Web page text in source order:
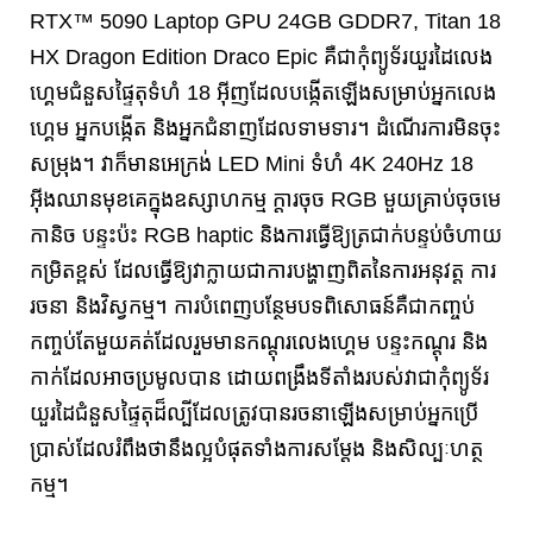
RTX™ 5090 Laptop GPU 24GB GDDR7, Titan 18
HX Dragon Edition Draco Epic គឺជាកុំព្យូទ័រយួរដៃលេង
ហ្គេមជំនួសផ្ទៃតុទំហំ 18 អ៊ីញដែលបង្កើតឡើងសម្រាប់អ្នកលេង
ហ្គេម អ្នកបង្កើត និងអ្នកជំនាញដែលទាមទារ។ ដំណើរការមិនចុះ
សម្រុង។ វាក៏មានអេក្រង់ LED Mini ទំហំ 4K 240Hz 18
អ៊ីងឈានមុខគេក្នុងឧស្សាហកម្ម ក្តារចុច RGB មួយគ្រាប់ចុចមេ
កានិច បន្ទះប៉ះ RGB haptic និងការធ្វើឱ្យត្រជាក់បន្ទប់ចំហាយ
កម្រិតខ្ពស់ ដែលធ្វើឱ្យវាក្លាយជាការបង្ហាញពិតនៃការអនុវត្ត ការ
រចនា និងវិស្វកម្ម។ ការបំពេញបន្ថែមបទពិសោធន៍គឺជាកញ្ចប់
កញ្ចប់តែមួយគត់ដែលរួមមានកណ្តុរលេងហ្គេម បន្ទះកណ្ដុរ និង
កាក់ដែលអាចប្រមូលបាន ដោយពង្រឹងទីតាំងរបស់វាជាកុំព្យូទ័រ
យួរដៃជំនួសផ្ទៃតុដ៏ល្បីដែលត្រូវបានរចនាឡើងសម្រាប់អ្នកប្រើ
ប្រាស់ដែលរំពឹងថានឹងល្អបំផុតទាំងការសម្តែង និងសិល្បៈហត្ថ
កម្ម។